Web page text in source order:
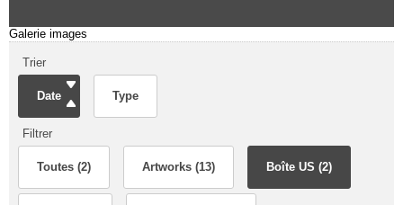
Galerie images
Trier
Date Type
Filtrer
Toutes (2) Artworks (13) Boîte US (2)